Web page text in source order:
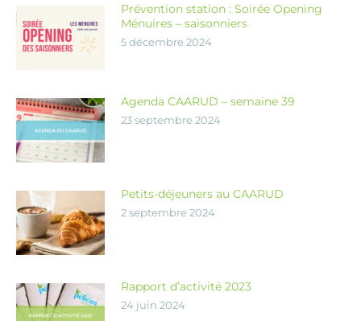
Prévention station : Soirée Opening
Ménuires – saisonniers
5 décembre 2024
Agenda CAARUD – semaine 39
23 septembre 2024
Petits-déjeuners au CAARUD
2 septembre 2024
Rapport d’activité 2023
24 juin 2024